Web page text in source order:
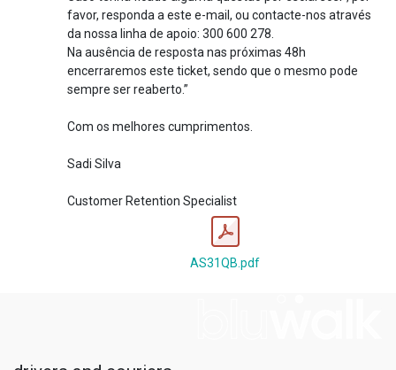
favor, responda a este e-mail, ou contacte-nos através
da nossa linha de apoio: 300 600 278.
Na ausência de resposta nas próximas 48h
encerraremos este ticket, sendo que o mesmo pode
sempre ser reaberto.”
Com os melhores cumprimentos.
Sadi Silva
Customer Retention Specialist
AS31QB.pdf